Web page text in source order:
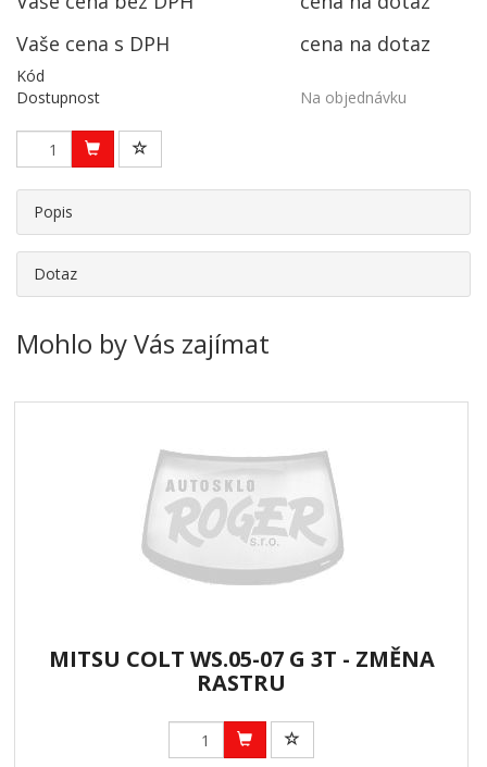
Vaše cena s DPH
cena na dotaz
Kód
Dostupnost
Na objednávku
Popis
Dotaz
Mohlo by Vás zajímat
MITSU COLT WS.05-07 G 3T - ZMĚNA
RASTRU